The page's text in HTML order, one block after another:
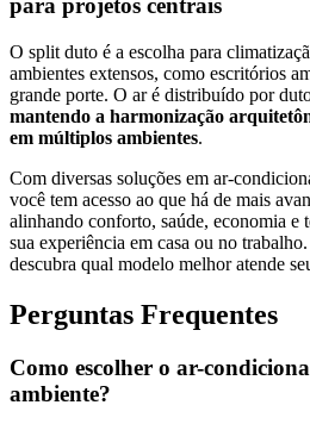
para projetos centrais
O split duto é a escolha para
ambientes extensos, como escritórios
grande porte. O ar é distribuído por
mantendo a harmonização
em múltiplos ambientes.
Com diversas soluções em ar-
você tem acesso ao que há de mais
alinhando conforto, saúde, economia e
sua experiência em casa ou no
descubra qual modelo melhor atende
Perguntas Frequentes
Como escolher o ar-
ambiente?